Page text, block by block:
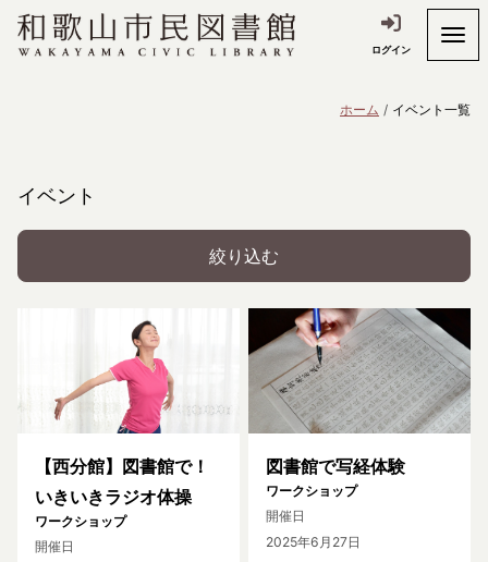
ログイン
ホーム イベント一覧
イベント
絞り込む
【西分館】図書館で！
いきいきラジオ体操
ワークショップ
開催日
図書館で写経体験
ワークショップ
開催日
2025年6月27日